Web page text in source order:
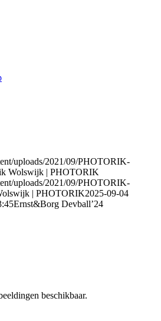
uploads/2021/09/PHOTORIK-
Wolswijk | PHOTORIK
uploads/2021/09/PHOTORIK-
| PHOTORIK2025-09-04
Ernst&Borg Devball’24
beschikbaar.